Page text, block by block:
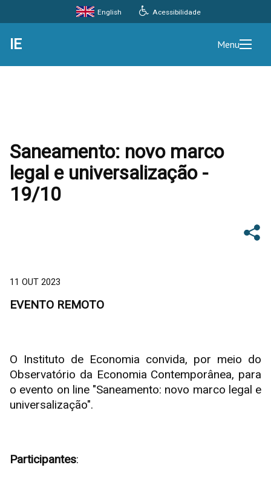
Acessibilidade
English
IE Menu
Saneamento: novo marco
legal e universalização -
19/10
11 OUT 2023
EVENTO REMOTO
O Instituto de Economia convida, por meio do
Observatório da Economia Contemporânea, para
o evento on line "Saneamento: novo marco legal e
universalização".
Participantes: